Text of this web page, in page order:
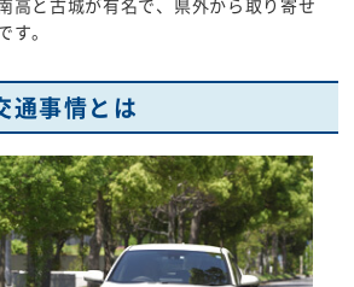
。
通事情とは